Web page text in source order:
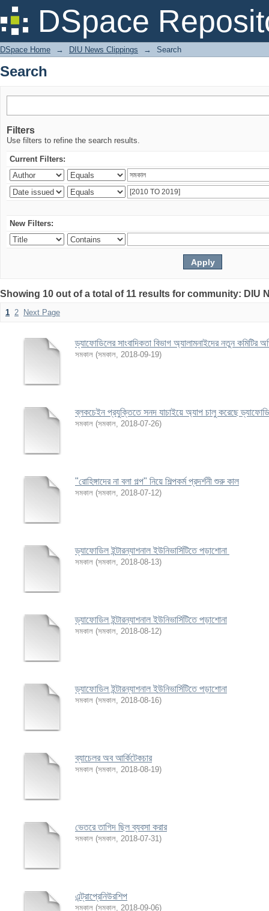
DSpace
Search
DSpace Home → DIU News Clippings → Search
Search
Filters
Use filters to refine the search results.
Current Filters:
New Filters:
Showing 10 out of a total of 11 results for community: DIU
1 2 Next Page
ড্যাফোডিলের সাংবাদিকতা বিভাগ অ্যালামনাইদের নতুন কমিটির
সমকাল (সমকাল, 2018-09-19)
ব্লকচেইন প্রযুক্তিতে সনদ যাচাইয়ে অ্যাপ চালু করেছে
সমকাল (সমকাল, 2018-07-26)
"রোহিঙ্গাদের না বলা গল্প" নিয়ে শিল্পকর্ম প্রদর্শনী শুরু কাল
সমকাল (সমকাল, 2018-07-12)
ড্যাফোডিল ইন্টারন্যাশনাল ইউনিভার্সিটিতে পড়াশোনা
সমকাল (সমকাল, 2018-08-13)
ড্যাফোডিল ইন্টারন্যাশনাল ইউনিভার্সিটিতে পড়াশোনা
সমকাল (সমকাল, 2018-08-12)
ড্যাফোডিল ইন্টারন্যাশনাল ইউনিভার্সিটিতে পড়াশোনা
সমকাল (সমকাল, 2018-08-16)
ব্যাচেলর অব আর্কিটেকচার
সমকাল (সমকাল, 2018-08-19)
ভেতরে তাগিদ ছিল ব্যবসা করার
সমকাল (সমকাল, 2018-07-31)
এন্ট্রাপ্রেনিউরশিপ
সমকাল (সমকাল, 2018-09-06)